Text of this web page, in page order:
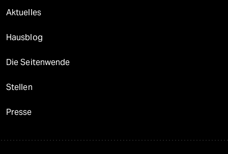
Aktuelles
Hausblog
Die Seitenwende
Stellen
Presse